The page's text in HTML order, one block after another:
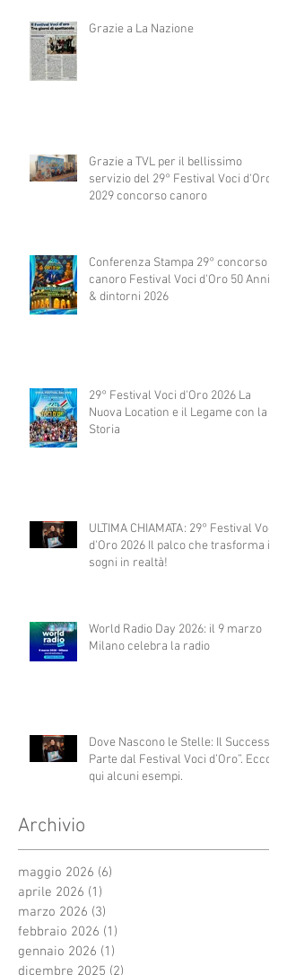
Grazie a La Nazione
Grazie a TVL per il bellissimo
servizio del 29° Festival Voci d'Oro
2029 concorso canoro
Conferenza Stampa 29° concorso
canoro Festival Voci d'Oro 50 Anni
& dintorni 2026
29° Festival Voci d'Oro 2026 La
Nuova Location e il Legame con la
Storia
ULTIMA CHIAMATA: 29° Festival Voci
d'Oro 2026 Il palco che trasforma i
sogni in realtà!
World Radio Day 2026: il 9 marzo
Milano celebra la radio
Dove Nascono le Stelle: Il Successo
Parte dal Festival Voci d’Oro”. Ecco
qui alcuni esempi.
Archivio
maggio 2026 (6)
aprile 2026 (1)
marzo 2026 (3)
febbraio 2026 (1)
gennaio 2026 (1)
dicembre 2025 (2)